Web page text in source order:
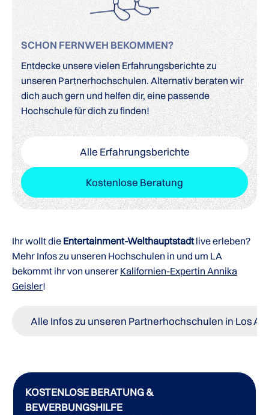
SCHON FERNWEH BEKOMMEN?
Entdecke unsere vielen Erfahrungsberichte zu
unseren Partnerhochschulen. Alternativ beraten wir
dich auch gern und helfen dir, eine passende
Hochschule für dich zu finden!
Alle Erfahrungsberichte
Kostenlose Beratung
Ihr wollt die Entertainment-Welthauptstadtlive erleben?
Mehr Infos zu unseren Hochschulen in und um LA
bekommt ihr von unserer Kalifornien-Expertin Annika
Geisler!
Alle Infos zu unseren Partnerhochschulen in Los
KOSTENLOSE BERATUNG &
BEWERBUNGSHILFE